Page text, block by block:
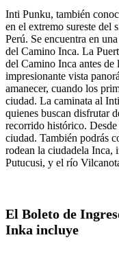
Inti Punku, también
en el extremo sureste del
Perú. Se encuentra en
del Camino Inca. La
del Camino Inca antes
impresionante vista
amanecer, cuando los
ciudad. La caminata al
quienes buscan disfrutar
recorrido histórico.
ciudad. También podrás
rodean la ciudadela Inca,
Putucusi, y el río
El Boleto de
Inka incluye